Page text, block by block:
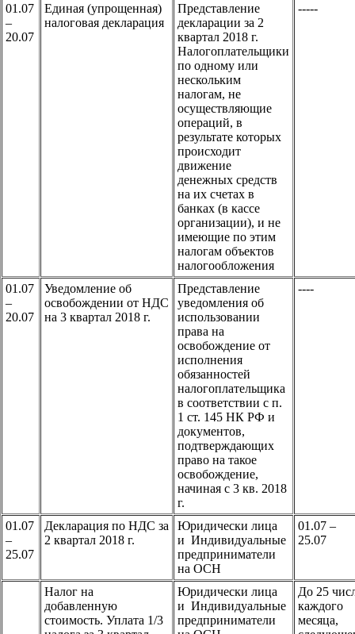
01.07
–
20.07
Единая (упрощенная)
налоговая декларация
Представление
декларации за 2
квартал 2018 г.
Налогоплательщики
по одному или
нескольким
налогам, не
осуществляющие
операций, в
результате которых
происходит
движение
денежных средств
на их счетах в
банках (в кассе
организации), и не
имеющие по этим
налогам объектов
налогообложения
-----
01.07
–
20.07
Уведомление об
освобождении от НДС
на 3 квартал 2018 г.
Представление
уведомления об
использовании
права на
освобождение от
исполнения
обязанностей
налогоплательщика
в соответствии с п.
1 ст. 145 НК РФ и
документов,
подтверждающих
право на такое
освобождение,
начиная с 3 кв. 2018
г.
----
01.07
–
25.07
Декларация по НДС за
2 квартал 2018 г.
Юридически лица
и Индивидуальные
предприниматели
на ОСН
01.07 –
25.07
Налог на
добавленную
стоимость. Уплата 1/3
Юридически лица
и Индивидуальные
предприниматели
До 25
каждого
месяца,